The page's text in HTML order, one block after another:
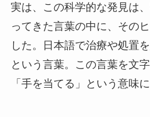
実は、この科学的な発見は
ってきた言葉の中に、その
した。日本語で治療や処置
という言葉。この言葉を文
「手を当てる」という意味